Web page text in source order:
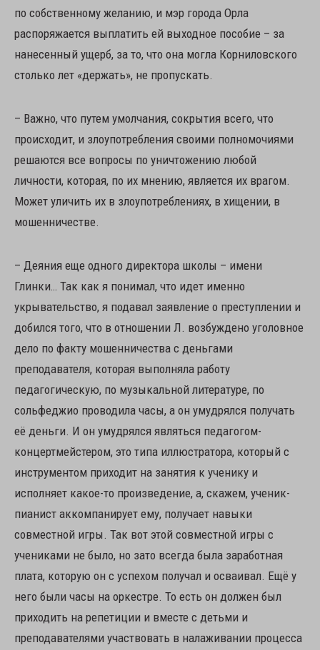
по собственному желанию, и мэр города Орла
распоряжается выплатить ей выходное пособие – за
нанесенный ущерб, за то, что она могла Корниловского
столько лет «держать», не пропускать.
– Важно, что путем умолчания, сокрытия всего, что
происходит, и злоупотребления своими полномочиями
решаются все вопросы по уничтожению любой
личности, которая, по их мнению, является их врагом.
Может уличить их в злоупотреблениях, в хищении, в
мошенничестве.
– Деяния еще одного директора школы – имени
Глинки… Так как я понимал, что идет именно
укрывательство, я подавал заявление о преступлении и
добился того, что в отношении Л. возбуждено уголовное
дело по факту мошенничества с деньгами
преподавателя, которая выполняла работу
педагогическую, по музыкальной литературе, по
сольфеджио проводила часы, а он умудрялся получать
её деньги. И он умудрялся являться педагогом-
концертмейстером, это типа иллюстратора, который с
инструментом приходит на занятия к ученику и
исполняет какое-то произведение, а, скажем, ученик-
пианист аккомпанирует ему, получает навыки
совместной игры. Так вот этой совместной игры с
учениками не было, но зато всегда была заработная
плата, которую он с успехом получал и осваивал. Ещё у
него были часы на оркестре. То есть он должен был
приходить на репетиции и вместе с детьми и
преподавателями участвовать в налаживании процесса